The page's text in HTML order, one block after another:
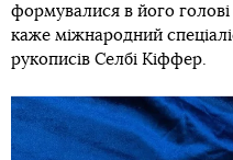
формувалися в його
каже міжнародний
рукописів Селбі Кіффер.